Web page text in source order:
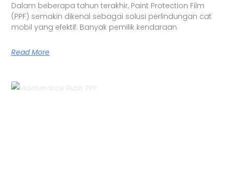
Dalam beberapa tahun terakhir, Paint Protection Film
(PPF) semakin dikenal sebagai solusi perlindungan cat
mobil yang efektif. Banyak pemilik kendaraan
Read More